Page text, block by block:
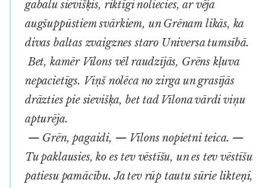
gabalu sievišķis, riktīgi noliecies, ar vēja
augšuppūstiem svārkiem, un Grēnam likās, ka
divas baltas zvaigznes staro Universa tumsībā.
Bet, kamēr Vīlons vēl raudzījās, Grēns kļuva
nepacietīgs. Viņš nolēca no zirga un grasījās
drāzties pie sievišķa, bet tad Vīlona vārdi viņu
apturēja.
— Grēn, pagaidi, — Vīlons nopietni teica. —
Tu paklausies, ko es tev vēstīšu, un es tev vēstīšu
patiesu pamācību. Ja tev rūp tautu sūrie likteņi,